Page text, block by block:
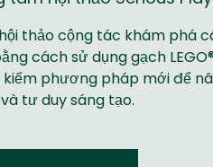
thảo cộng tác khám phá
cách sử dụng gạch
phương pháp mới để
tư duy sáng tạo.